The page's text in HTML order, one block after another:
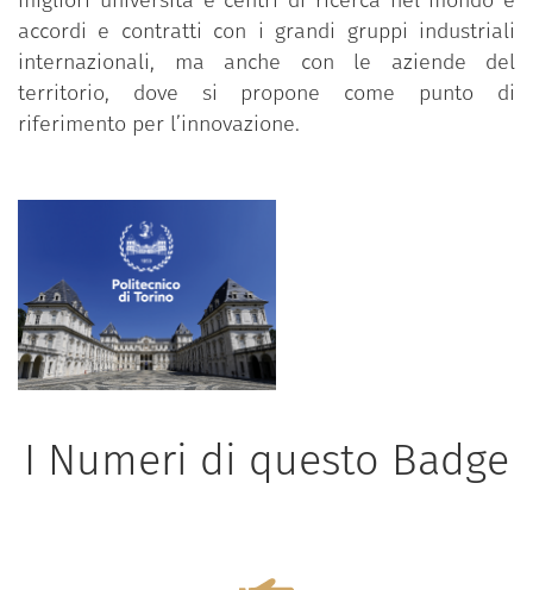
accordi e contratti con i grandi gruppi industriali
internazionali, ma anche con le aziende del
territorio, dove si propone come punto di
riferimento per l’innovazione.
I Numeri di questo Badge